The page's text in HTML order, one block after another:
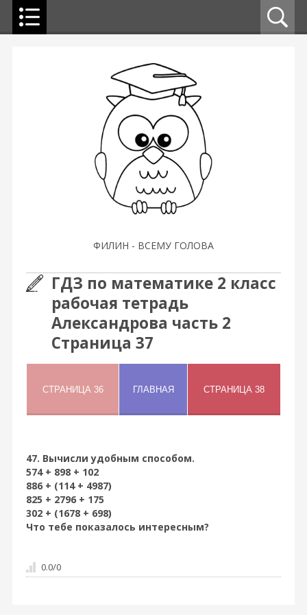
ФИЛИН - ВСЕМУ ГОЛОВА
ГДЗ по математике 2 класс
рабочая тетрадь
Александрова часть 2
Страница 37
47. Вычисли удобным способом.
574 + 898 + 102
886 + (114 + 4987)
825 + 2796 + 175
302 + (1678 + 698)
Что тебе показалось интересным?
0.0/0